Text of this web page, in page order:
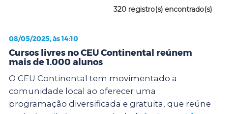
320 registro(s) encontrado(s)
08/05/2025, às 14:10
Cursos livres no CEU Continental reúnem
mais de 1.000 alunos
O CEU Continental tem movimentado a
comunidade local ao oferecer uma
programação diversificada e gratuita, que reúne